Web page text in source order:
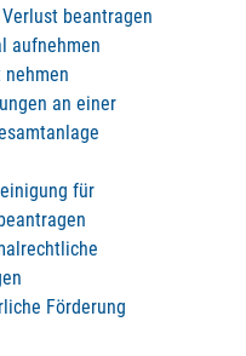
beantragen
aufnehmen
nehmen
an einer
für
Förderung